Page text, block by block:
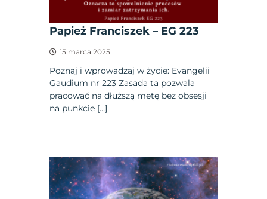
Papież Franciszek – EG 223
15 marca 2025
Poznaj i wprowadzaj w życie: Evangelii
Gaudium nr 223 Zasada ta pozwala
pracować na dłuższą metę bez obsesji
na punkcie […]